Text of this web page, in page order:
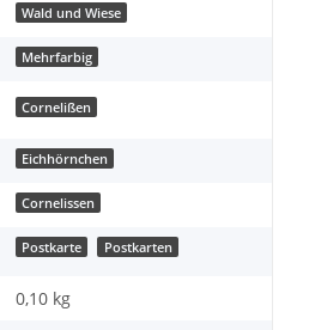
Wald und Wiese
Mehrfarbig
Cornelißen
Eichhörnchen
Cornelissen
Postkarte Postkarten
0,10 kg